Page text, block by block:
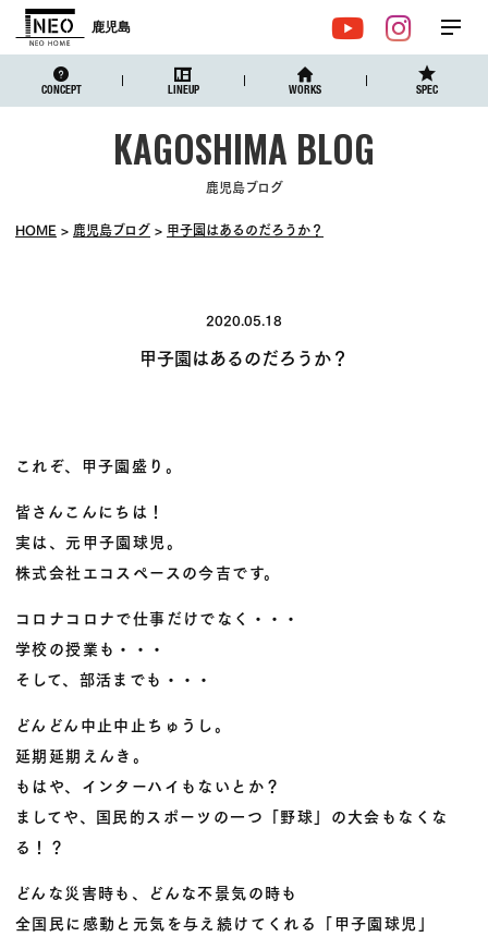
鹿児島
CONCEPT LINEUP WORKS SPEC
YouTube
メ
鹿児島ブログ
HOME 鹿児島ブログ 甲子園はあるのだろうか？
2020.05.18
甲子園はあるのだろうか？
これぞ、甲子園盛り。
皆さんこんにちは！
実は、元甲子園球児。
株式会社エコスペースの今吉です。
コロナコロナで仕事だけでなく・・・
学校の授業も・・・
そして、部活までも・・・
どんどん中止中止ちゅうし。
延期延期えんき。
もはや、インターハイもないとか？
ましてや、国民的スポーツの一つ「野球」の大会もなくな
る！？
どんな災害時も、どんな不景気の時も
全国民に感動と元気を与え続けてくれる「甲子園球児」